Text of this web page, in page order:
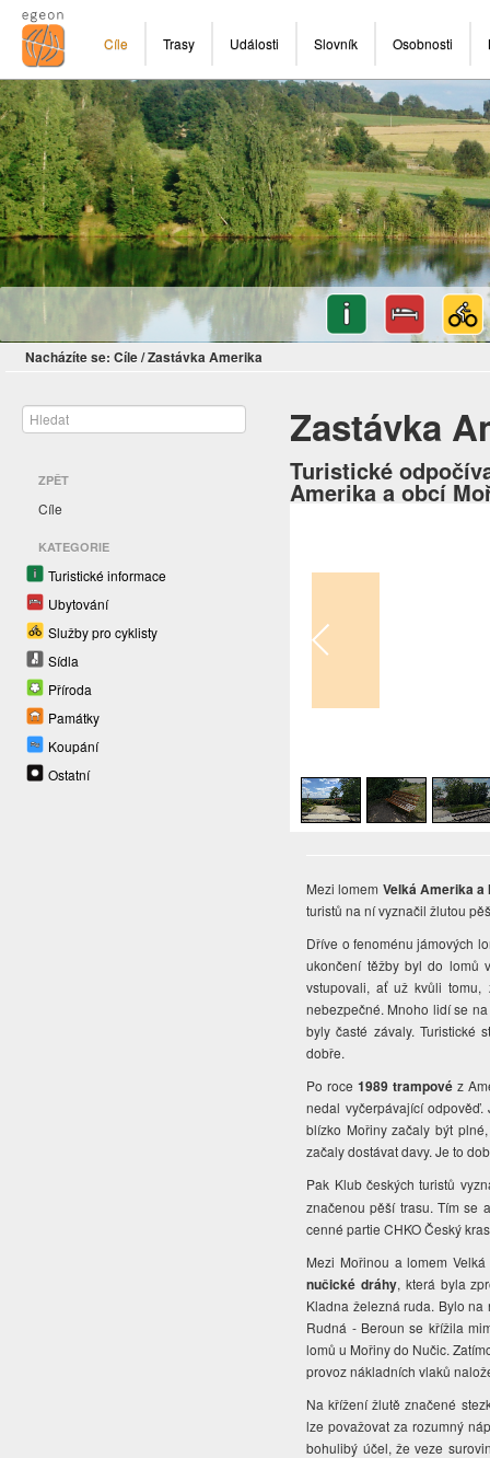
Cíle Trasy Události Slovník Osobnosti
Nacházíte se: Cíle/Zastávka Amerika
ZPĚT
Cíle
KATEGORIE
Turistické informace
Ubytování
Služby pro cyklisty
Sídla
Příroda
Památky
Koupání
Ostatní
Zastávka
Turistické
Amerika a obcí
Mezi lomem Velká Amerika a
turistů na ní vyznačil žlutou
Dříve o fenoménu jámových
ukončení těžby byl do lomů
vstupovali, ať už kvůli
nebezpečné. Mnoho lidí se
byly časté závaly. Turistické
dobře.
Po roce1989 trampové z
nedal vyčerpávající
blízko Mořiny začaly být
začaly dostávat davy. Je to
Pak Klub českých turistů
značenou pěší trasu. Tím se
cenné partie CHKO Český
Mezi Mořinou a lomem
nučické dráhy, která byla
Kladna železná ruda. Bylo
Rudná - Beroun se křížila
lomů u Mořiny do Nučic.
provoz nákladních vlaků
Na křížení žlutě značené
lze považovat za rozumný
bohulibý účel, že veze